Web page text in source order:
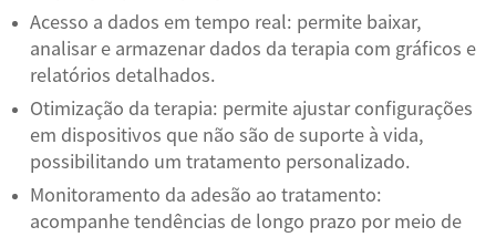
Acesso a dados em tempo real: permite baixar,
analisar e armazenar dados da terapia com gráficos e
relatórios detalhados.
Otimização da terapia: permite ajustar configurações
em dispositivos que não são de suporte à vida,
possibilitando um tratamento personalizado.
Monitoramento da adesão ao tratamento:
acompanhe tendências de longo prazo por meio de